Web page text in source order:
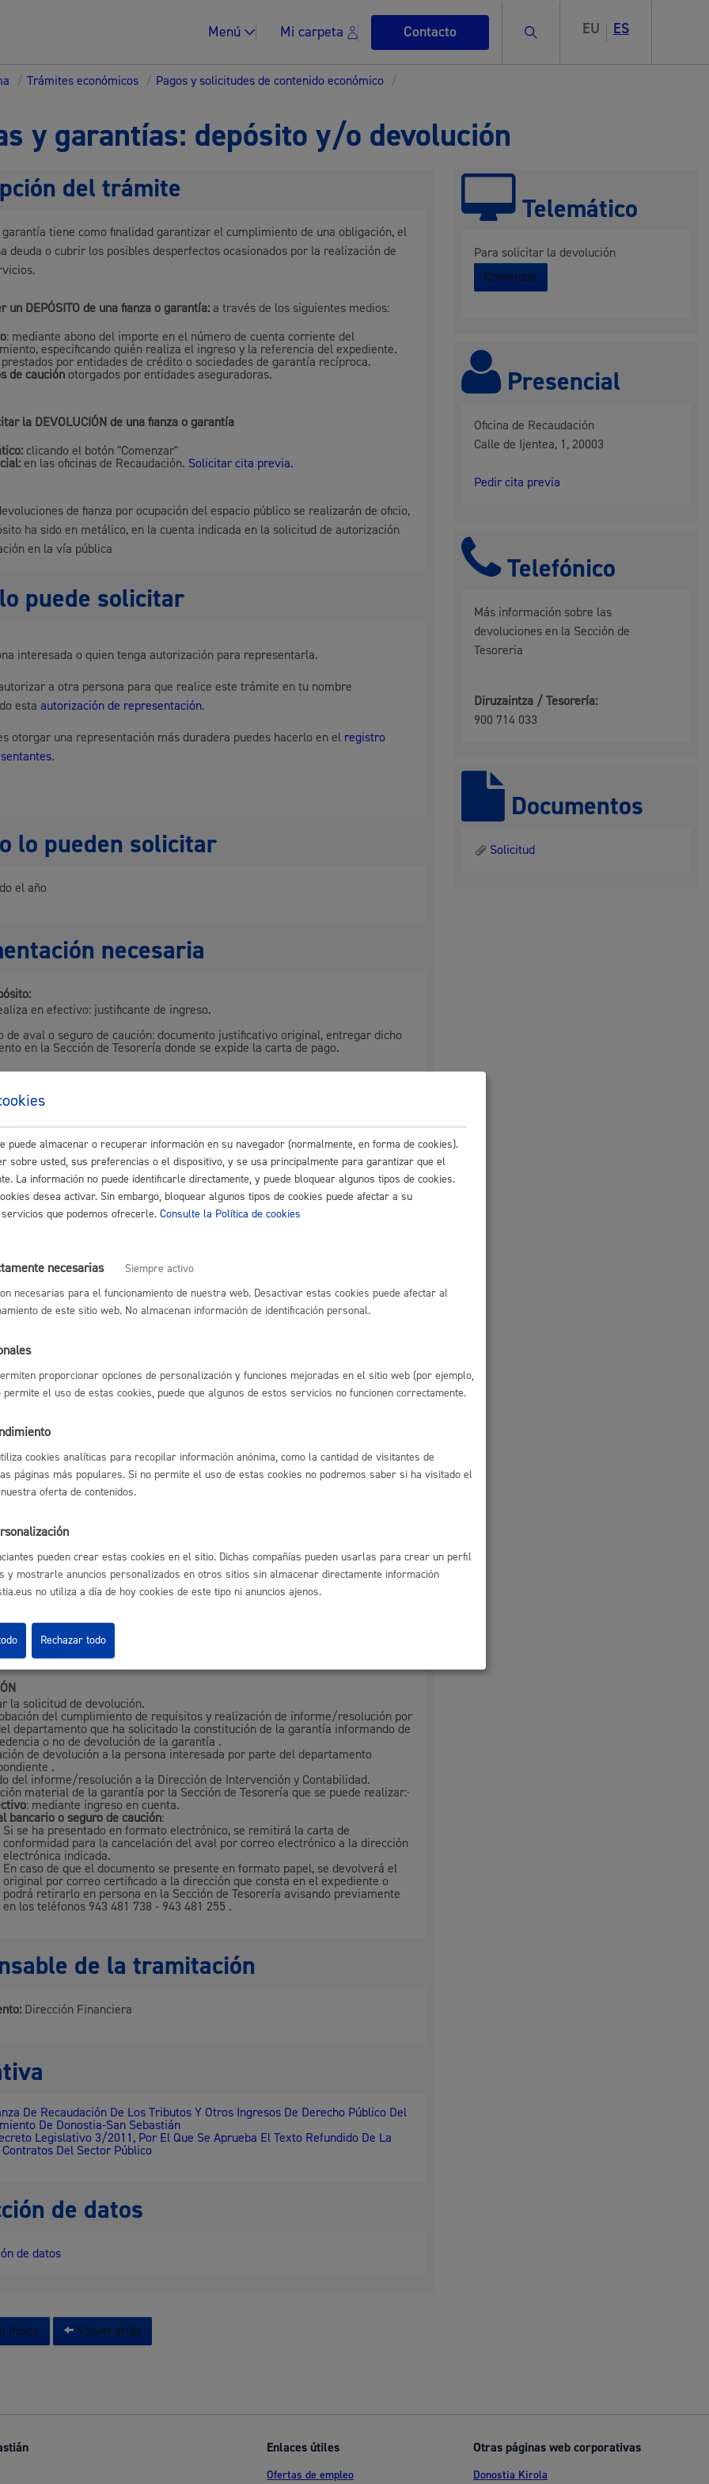
Menú Mi carpeta Contacto Buscar EU ES
Espacio público, residuos y medioambiente
cultural
Administración municipal
Tablón de anuncios oficiales
Calendario fiscal
/ Trámites económicos / Pagos y solicitudes de contenido económico /
y garantías: depósito y/o devolución
Telemático
Para solicitar la devolución
Comenzar
Presencial
Oficina de Recaudación
Calle de Ijentea, 1, 20003
Pedir cita previa
Telefónico
Más información sobre las
devoluciones en la Sección de
Tesoreria
Diruzaintza / Tesorería:
900 714 033
Documentos
Solicitud
del trámite
garantía tiene como finalidad garantizar el cumplimiento de una obligación, el
deuda o cubrir los posibles desperfectos ocasionados por la realización de
un DEPÓSITO de una fianza o garantía: a través de los siguientes medios:
: mediante abono del importe en el número de cuenta corriente del
especificando quién realiza el ingreso y la referencia del expediente.
por entidades de crédito o sociedades de garantía recíproca.
de cauciónotorgados por entidades aseguradoras.
la DEVOLUCIÓNde una fianza o garantía
clicando el botón "Comenzar"
en las oficinas de Recaudación. Solicitar cita previa.
de fianza por ocupación del espacio público se realizarán de oficio,
ha sido en metálico, en la cuenta indicada en la solicitud de autorización
en la vía pública
puede solicitar
interesada o quien tenga autorización para representarla.
a otra persona para que realice este trámite en tu nombre
estaautorización de representación.
otorgar una representación más duradera puedes hacerlo en el registro
.
lo pueden solicitar
el año
necesaria
en efectivo: justificante de ingreso.
de aval o seguro de caución: documento justificativo original, entregar dicho
en la Sección de Tesorería donde se expide la carta de pago.
anexos: 10 Mb
Sentido del silencio:
en el momento.
correspondiente
es de 2 meses desde la finalización del plazo de garantía.
procedimiento
mediante transferencia bancaria a la cuenta del Ayto. En el concepto debe
de garantía recíproca, que debe ser de duración indefinida.
constituidas mediante aval/seguro de caución se podrán presentar en
la solicitud de devolución.
del cumplimiento de requisitos y realización de informe/resolución por
departamento que ha solicitado la constitución de la garantía informando de
o no de devolución de la garantía .
de devolución a la persona interesada por parte del departamento
.
del informe/resolución a la Dirección de Intervención y Contabilidad.
material de la garantía por la Sección de Tesorería que se puede realizar:·
: mediante ingreso en cuenta.
bancario o seguro de caución:
Si se ha presentado en formato electrónico, se remitirá la carta de
conformidad para la cancelación del aval por correo electrónico a la dirección
electrónica indicada.
En caso de que el documento se presente en formato papel, se devolverá el
original por correo certificado a la dirección que consta en el expediente o
podrá retirarlo en persona en la Sección de Tesorería avisando previamente
en los teléfonos 943 481 738 - 943 481 255 .
de la tramitación
Dirección Financiera
De Recaudación De Los Tributos Y Otros Ingresos De Derecho Público Del
De Donostia-San Sebastián
Legislativo 3/2011, Por El Que Se Aprueba El Texto Refundido De La
Contratos Del Sector Público
de datos
de datos
índice Volver atrás
Enlaces útiles
Ofertas de empleo
Otras páginas web corporativas
Donostia Kirola
puede almacenar o recuperar información en su navegador (normalmente, en forma de cookies).
sobre usted, sus preferencias o el dispositivo, y se usa principalmente para garantizar que el
La información no puede identificarle directamente, y puede bloquear algunos tipos de cookies.
desea activar. Sin embargo, bloquear algunos tipos de cookies puede afectar a su
que podemos ofrecerle. Consulte la Política de cookies
necesarias
Siempre activo
necesarias para el funcionamiento de nuestra web. Desactivar estas cookies puede afectar al
de este sitio web. No almacenan información de identificación personal.
proporcionar opciones de personalización y funciones mejoradas en el sitio web (por ejemplo,
permite el uso de estas cookies, puede que algunos de estos servicios no funcionen correctamente.
cookies analíticas para recopilar información anónima, como la cantidad de visitantes de
páginas más populares. Si no permite el uso de estas cookies no podremos saber si ha visitado el
oferta de contenidos.
pueden crear estas cookies en el sitio. Dichas compañías pueden usarlas para crear un perfil
y mostrarle anuncios personalizados en otros sitios sin almacenar directamente información
no utiliza a día de hoy cookies de este tipo ni anuncios ajenos.
Rechazar todo